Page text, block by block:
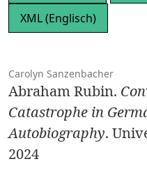
XML (Englisch)
Carolyn Sanzenbacher
Abraham Rubin.
Catastrophe in
Autobiography.
2024